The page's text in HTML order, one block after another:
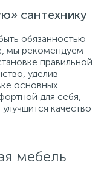
сантехнику
обязанностью
мы рекомендуем
правильной
уделив
основных
для себя,
качество
мебель